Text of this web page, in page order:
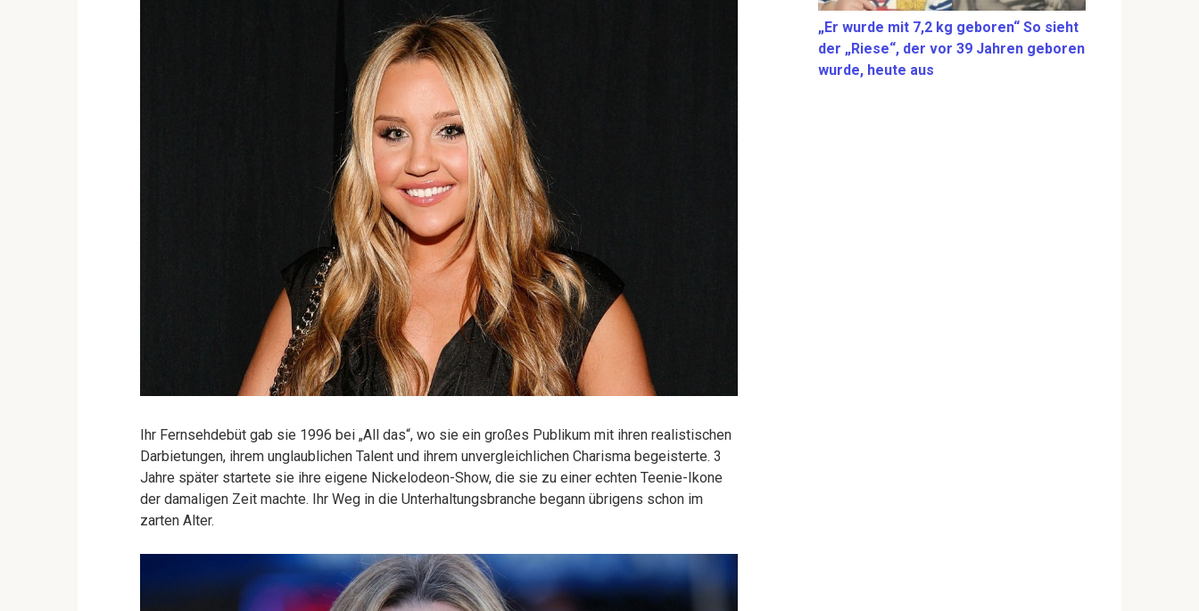
Ihr Fernsehdebüt gab sie 1996 bei „All das“, wo sie ein großes Publikum mit ihren realistischen
Darbietungen, ihrem unglaublichen Talent und ihrem unvergleichlichen Charisma begeisterte. 3
Jahre später startete sie ihre eigene Nickelodeon-Show, die sie zu einer echten Teenie-Ikone
der damaligen Zeit machte. Ihr Weg in die Unterhaltungsbranche begann übrigens schon im
zarten Alter.
„Er wurde mit 7,2 kg geboren“ So sieht
der „Riese“, der vor 39 Jahren geboren
wurde, heute aus